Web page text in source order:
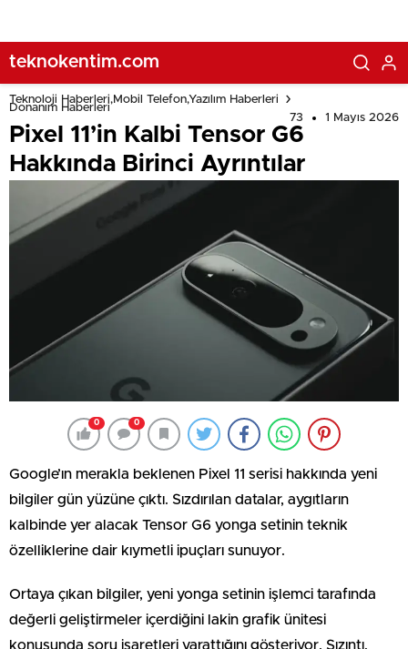
teknokentim.com
Teknoloji Haberleri,Mobil Telefon,Yazılım Haberleri
Donanım Haberleri
73
1 Mayıs 2026
Pixel 11’in Kalbi Tensor G6
Hakkında Birinci Ayrıntılar
0 0
Google’ın merakla beklenen Pixel 11 serisi hakkında yeni
bilgiler gün yüzüne çıktı. Sızdırılan datalar, aygıtların
kalbinde yer alacak Tensor G6 yonga setinin teknik
özelliklerine dair kıymetli ipuçları sunuyor.
Ortaya çıkan bilgiler, yeni yonga setinin işlemci tarafında
değerli geliştirmeler içerdiğini lakin grafik ünitesi
konusunda soru işaretleri yarattığını gösteriyor. Sızıntı,